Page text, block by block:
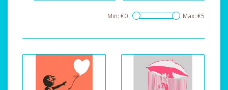
Min: €0 Max: €5